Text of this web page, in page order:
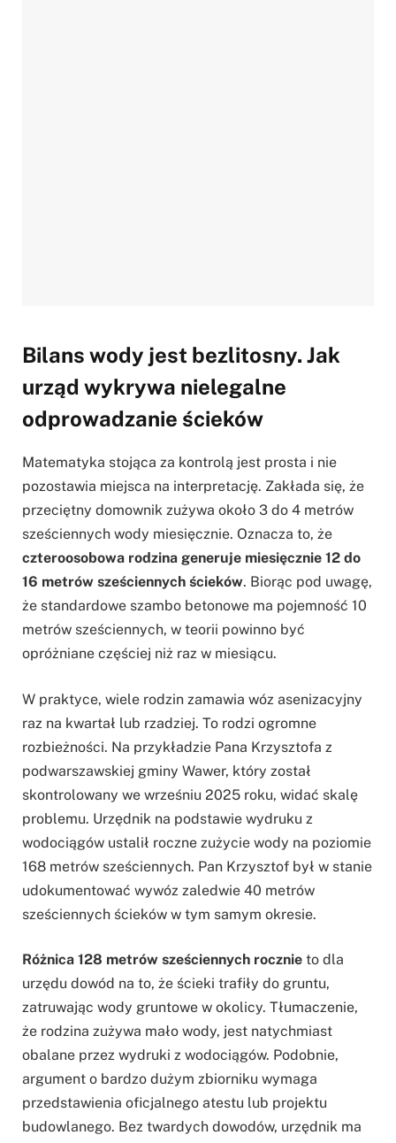
Bilans wody jest bezlitosny. Jak
urząd wykrywa nielegalne
odprowadzanie ścieków
Matematyka stojąca za kontrolą jest prosta i nie
pozostawia miejsca na interpretację. Zakłada się, że
przeciętny domownik zużywa około 3 do 4 metrów
sześciennych wody miesięcznie. Oznacza to, że
czteroosobowa rodzina generuje miesięcznie 12 do
16 metrów sześciennych ścieków. Biorąc pod uwagę,
że standardowe szambo betonowe ma pojemność 10
metrów sześciennych, w teorii powinno być
opróżniane częściej niż raz w miesiącu.
W praktyce, wiele rodzin zamawia wóz asenizacyjny
raz na kwartał lub rzadziej. To rodzi ogromne
rozbieżności. Na przykładzie Pana Krzysztofa z
podwarszawskiej gminy Wawer, który został
skontrolowany we wrześniu 2025 roku, widać skalę
problemu. Urzędnik na podstawie wydruku z
wodociągów ustalił roczne zużycie wody na poziomie
168 metrów sześciennych. Pan Krzysztof był w stanie
udokumentować wywóz zaledwie 40 metrów
sześciennych ścieków w tym samym okresie.
Różnica 128 metrów sześciennych rocznie to dla
urzędu dowód na to, że ścieki trafiły do gruntu,
zatruwając wody gruntowe w okolicy. Tłumaczenie,
że rodzina zużywa mało wody, jest natychmiast
obalane przez wydruki z wodociągów. Podobnie,
argument o bardzo dużym zbiorniku wymaga
przedstawienia oficjalnego atestu lub projektu
budowlanego. Bez twardych dowodów, urzędnik ma